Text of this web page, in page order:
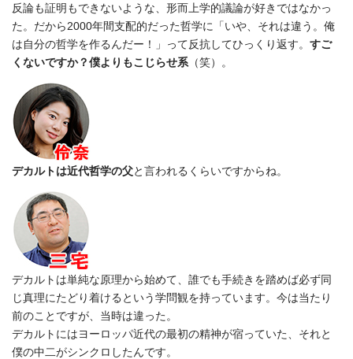
反論も証明もできないような、形而上学的議論が好きではなかっ
た。だから2000年間支配的だった哲学に「いや、それは違う。俺
は自分の哲学を作るんだー！」って反抗してひっくり返す。 すご
くないですか？僕よりもこじらせ系 （笑）。
デカルトは近代哲学の父と言われるくらいですからね。
デカルトは単純な原理から始めて、誰でも手続きを踏めば必ず同
じ真理にたどり着けるという学問観を持っています。今は当たり
前のことですが、当時は違った。
デカルトにはヨーロッパ近代の最初の精神が宿っていた、それと
僕の中二がシンクロしたんです。